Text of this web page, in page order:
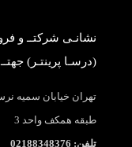
نشانـی شرکتــ و
(درسـا پرینتـر)
طبقه همکف واحد 3
تلفن: 02188348376